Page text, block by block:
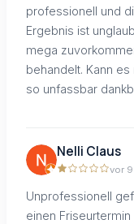
professionell und
Ergebnis ist
mega
behandelt. Kann
so unfassbar
Nelli Claus
vor
Unprofessionell
einen Friseurtermin